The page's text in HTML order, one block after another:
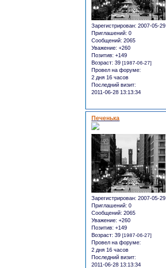
Зарегистрирован: 2007-05-29
Приглашений: 0
Сообщений: 2065
Уважение: +260
Позитив: +149
Возраст: 39 [1987-06-27]
Провел на форуме:
2 дня 16 часов
Последний визит:
2011-06-28 13:13:34
Печенька
Зарегистрирован: 2007-05-29
Приглашений: 0
Сообщений: 2065
Уважение: +260
Позитив: +149
Возраст: 39 [1987-06-27]
Провел на форуме:
2 дня 16 часов
Последний визит:
2011-06-28 13:13:34